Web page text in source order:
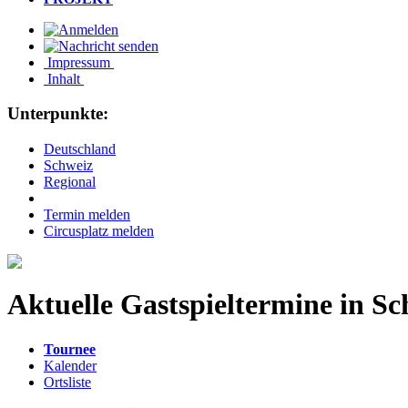
Impressum
Inhalt
Unterpunkte:
Deutschland
Schweiz
Regional
Termin melden
Circusplatz melden
Aktuelle Gastspieltermine in
Tournee
Kalender
Ortsliste